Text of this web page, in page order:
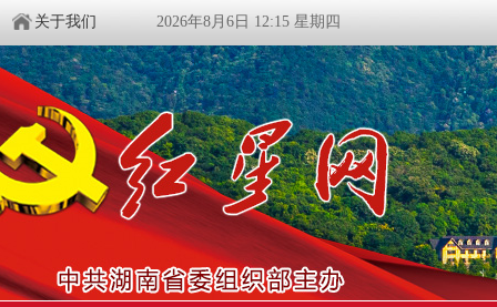
关于我们 2026年8月6日 12:15 星期四